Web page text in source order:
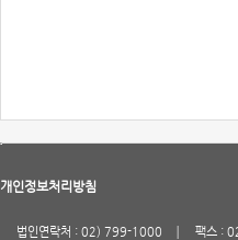
개인정보처리방침
법인연락처 : 02) 799-1000
팩스 :